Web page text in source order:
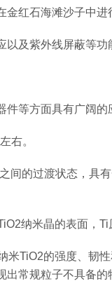
红石海滩沙子中进
及紫外线屏蔽等功
等方面具有广阔的
右。
间的过渡状态，
纳米晶的表面，
TiO2的强度、韧
常规粒子不具备的